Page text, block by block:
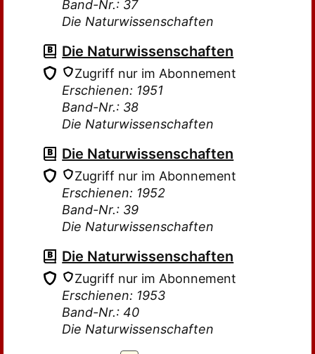
Band-Nr.: 37
Die Naturwissenschaften
Die Naturwissenschaften
Zugriff nur im Abonnement
Erschienen: 1951
Band-Nr.: 38
Die Naturwissenschaften
Die Naturwissenschaften
Zugriff nur im Abonnement
Erschienen: 1952
Band-Nr.: 39
Die Naturwissenschaften
Die Naturwissenschaften
Zugriff nur im Abonnement
Erschienen: 1953
Band-Nr.: 40
Die Naturwissenschaften